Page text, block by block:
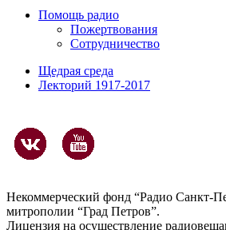
Помощь радио
Пожертвования
Сотрудничество
Щедрая среда
Лекторий 1917-2017
Некоммерческий фонд “Радио Санкт-
митрополии “Град Петров”.
Лицензия на осуществление